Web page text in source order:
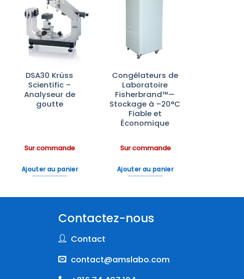
Ajouter
à la liste
d’envies
DSA30 Krüss
Scientific –
Analyseur de
goutte
Sur commande
Ajouter au panier
Congélateurs de
Laboratoire
Fisherbrand™—
Stockage à –20°C
Fiable et
Économique
Sur commande
Ajouter au panier
Contactez-nous
Contact
contact@amslabo.com